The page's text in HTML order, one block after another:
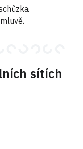
sítích